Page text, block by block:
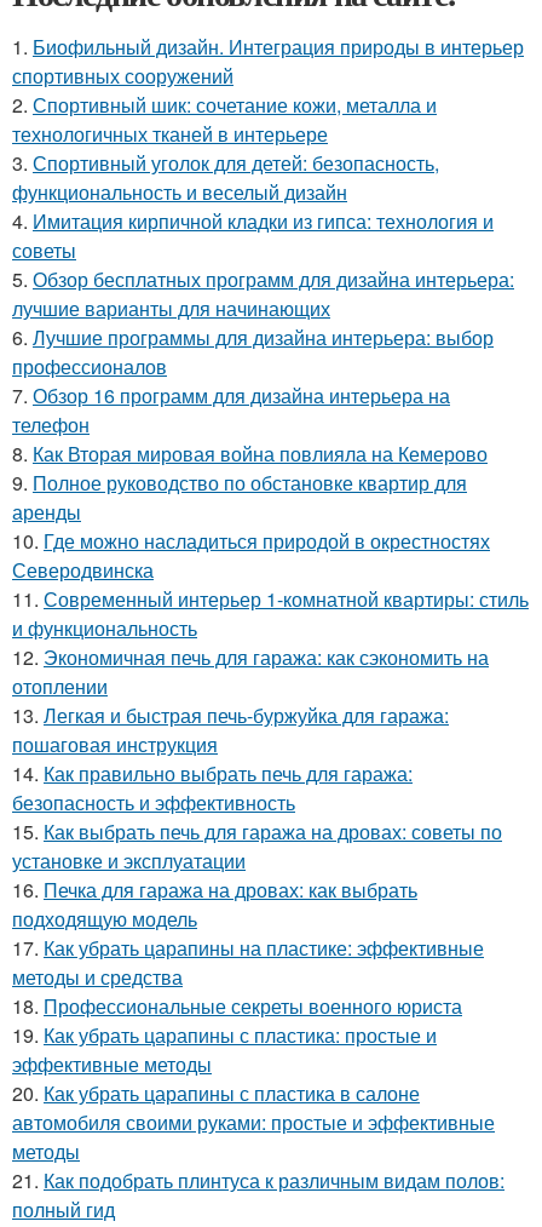
1. Биофильный дизайн. Интеграция природы в интерьер
спортивных сооружений
2. Спортивный шик: сочетание кожи, металла и
технологичных тканей в интерьере
3. Спортивный уголок для детей: безопасность,
функциональность и веселый дизайн
4. Имитация кирпичной кладки из гипса: технология и
советы
5. Обзор бесплатных программ для дизайна интерьера:
лучшие варианты для начинающих
6. Лучшие программы для дизайна интерьера: выбор
профессионалов
7. Обзор 16 программ для дизайна интерьера на
телефон
8. Как Вторая мировая война повлияла на Кемерово
9. Полное руководство по обстановке квартир для
аренды
10. Где можно насладиться природой в окрестностях
Северодвинска
11. Современный интерьер 1-комнатной квартиры: стиль
и функциональность
12. Экономичная печь для гаража: как сэкономить на
отоплении
13. Легкая и быстрая печь-буржуйка для гаража:
пошаговая инструкция
14. Как правильно выбрать печь для гаража:
безопасность и эффективность
15. Как выбрать печь для гаража на дровах: советы по
установке и эксплуатации
16. Печка для гаража на дровах: как выбрать
подходящую модель
17. Как убрать царапины на пластике: эффективные
методы и средства
18. Профессиональные секреты военного юриста
19. Как убрать царапины с пластика: простые и
эффективные методы
20. Как убрать царапины с пластика в салоне
автомобиля своими руками: простые и эффективные
методы
21. Как подобрать плинтуса к различным видам полов:
полный гид